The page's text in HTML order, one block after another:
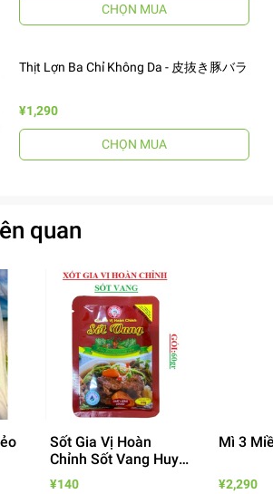
CHỌN MUA
Thịt Lợn Ba Chỉ Không Da - 皮抜き豚バラ
¥1,290
CHỌN MUA
quan
Sốt Gia Vị Hoàn
Chỉnh Sốt Vang Huy
Tuấn
¥140
Mì 3
¥2,290